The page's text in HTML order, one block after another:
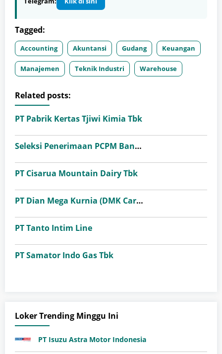
Tagged:
Accounting Akuntansi Gudang Keuangan
Manajemen Teknik Industri Warehouse
Related posts:
PT Pabrik Kertas Tjiwi Kimia Tbk
Seleksi Penerimaan PCPM Bank Indonesia Angkatan 41
PT Cisarua Mountain Dairy Tbk
PT Dian Mega Kurnia (DMK Cargo)
PT Tanto Intim Line
PT Samator Indo Gas Tbk
Loker Trending Minggu Ini
PT Isuzu Astra Motor Indonesia